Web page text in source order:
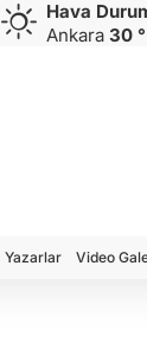
CHF
58,6881
Hava
Ankara 30 °
Yazarlar Video